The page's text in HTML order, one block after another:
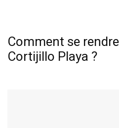
Comment se
Cortijillo Playa ?